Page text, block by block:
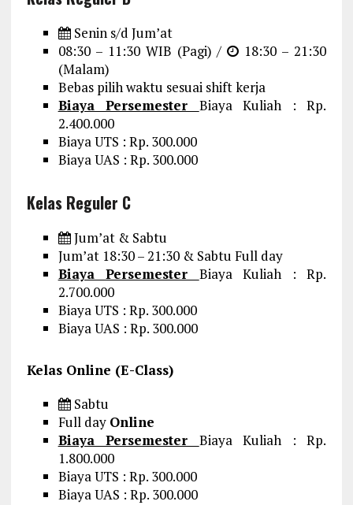
Senin s/d Jum’at
08:30 – 11:30 WIB (Pagi) /
18:30 – 21:30
(Malam)
Bebas pilih waktu sesuai shift kerja
Biaya Persemester Biaya Kuliah : Rp.
2.400.000
Biaya UTS : Rp. 300.000
Biaya UAS : Rp. 300.000
Kelas Reguler C
Jum’at & Sabtu
Jum’at 18:30 – 21:30 & Sabtu Full day
Biaya Persemester Biaya Kuliah : Rp.
2.700.000
Biaya UTS : Rp. 300.000
Biaya UAS : Rp. 300.000
Kelas Online (E-Class)
Sabtu
Full day Online
Biaya Persemester Biaya Kuliah : Rp.
1.800.000
Biaya UTS : Rp. 300.000
Biaya UAS : Rp. 300.000